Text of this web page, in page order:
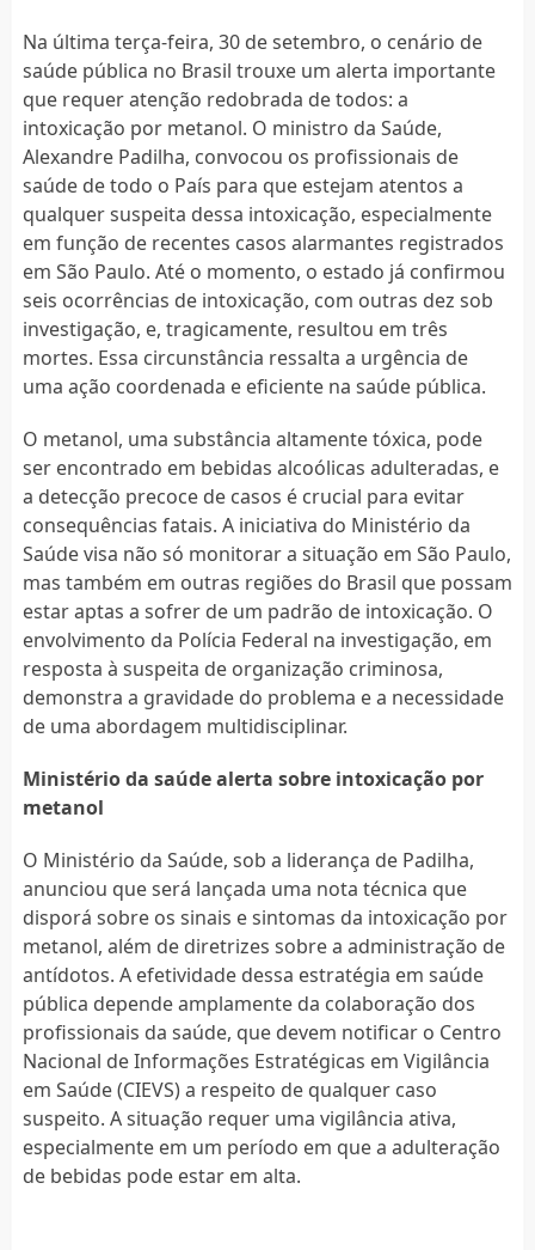
Na última terça-feira, 30 de setembro, o cenário de
saúde pública no Brasil trouxe um alerta importante
que requer atenção redobrada de todos: a
intoxicação por metanol. O ministro da Saúde,
Alexandre Padilha, convocou os profissionais de
saúde de todo o País para que estejam atentos a
qualquer suspeita dessa intoxicação, especialmente
em função de recentes casos alarmantes registrados
em São Paulo. Até o momento, o estado já confirmou
seis ocorrências de intoxicação, com outras dez sob
investigação, e, tragicamente, resultou em três
mortes. Essa circunstância ressalta a urgência de
uma ação coordenada e eficiente na saúde pública.
O metanol, uma substância altamente tóxica, pode
ser encontrado em bebidas alcoólicas adulteradas, e
a detecção precoce de casos é crucial para evitar
consequências fatais. A iniciativa do Ministério da
Saúde visa não só monitorar a situação em São Paulo,
mas também em outras regiões do Brasil que possam
estar aptas a sofrer de um padrão de intoxicação. O
envolvimento da Polícia Federal na investigação, em
resposta à suspeita de organização criminosa,
demonstra a gravidade do problema e a necessidade
de uma abordagem multidisciplinar.
Ministério da saúde alerta sobre intoxicação por
metanol
O Ministério da Saúde, sob a liderança de Padilha,
anunciou que será lançada uma nota técnica que
disporá sobre os sinais e sintomas da intoxicação por
metanol, além de diretrizes sobre a administração de
antídotos. A efetividade dessa estratégia em saúde
pública depende amplamente da colaboração dos
profissionais da saúde, que devem notificar o Centro
Nacional de Informações Estratégicas em Vigilância
em Saúde (CIEVS) a respeito de qualquer caso
suspeito. A situação requer uma vigilância ativa,
especialmente em um período em que a adulteração
de bebidas pode estar em alta.